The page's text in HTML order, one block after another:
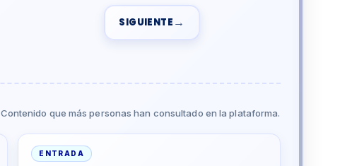
SIGUIENTE →
Contenido que más personas han consultado en la plataforma.
ENTRADA